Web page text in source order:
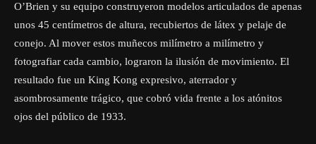
O’Brien y su equipo construyeron modelos articulados de apenas
unos 45 centímetros de altura, recubiertos de látex y pelaje de
conejo. Al mover estos muñecos milímetro a milímetro y
fotografiar cada cambio, lograron la ilusión de movimiento. El
resultado fue un King Kong expresivo, aterrador y
asombrosamente trágico, que cobró vida frente a los atónitos
ojos del público de 1933.